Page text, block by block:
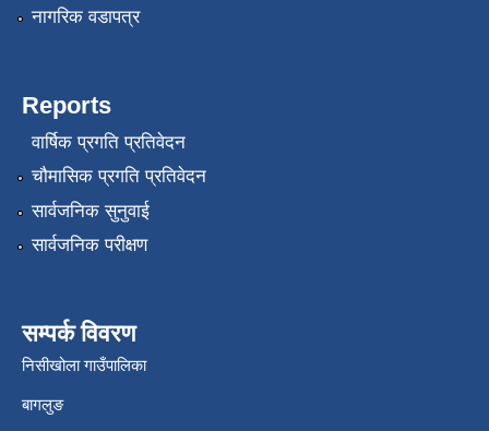
नागरिक वडापत्र
Reports
वार्षिक प्रगति प्रतिवेदन
चौमासिक प्रगति प्रतिवेदन
सार्वजनिक सुनुवाई
सार्वजनिक परीक्षण
सम्पर्क विवरण
निसीखोला गाउँपालिका
बागलुङ